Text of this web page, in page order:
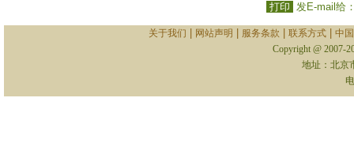
打印 发E-mail给
关于我们 网站声明 服务条款 联系方式| 中
Copyright @ 2007-
地址：北京